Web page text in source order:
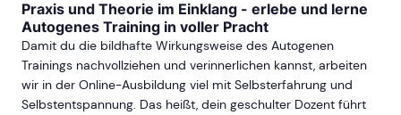
Praxis und Theorie im Einklang - erlebe und lerne
Autogenes Training in voller Pracht
Damit du die bildhafte Wirkungsweise des Autogenen
Trainings nachvollziehen und verinnerlichen kannst, arbeiten
wir in der Online-Ausbildung viel mit Selbsterfahrung und
Selbstentspannung. Das heißt, dein geschulter Dozent führt